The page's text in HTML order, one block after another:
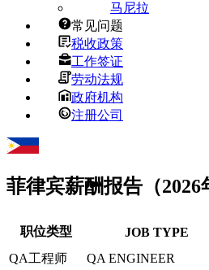
马尼拉
常见问题
税收政策
工作签证
劳动法规
政府机构
注册公司
菲律宾薪酬报告（2026
职位类型 JOB TYPE
QA工程师
QA ENGINEER